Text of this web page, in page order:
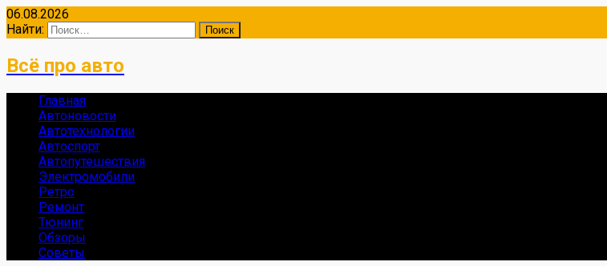
06.08.2026
Найти:
Всё про авто
Главная
Автоновости
Автотехнологии
Автоспорт
Автопутешествия
Электромобили
Ретро
Ремонт
Тюнинг
Обзоры
Советы